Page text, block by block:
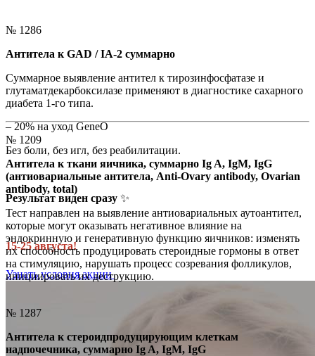
– 20% на уход GeneO
Без боли, без игл, без реабилитации.
Результат виден сразу ✨
15-25 августа!
Узнать условия акции
№ 1286
Антитела к GAD / IA-2 суммарно
Суммарное выявление антител к тирозинфосфатазе и
глутаматдекарбоксилазе применяют в диагностике сахарного
диабета 1-го типа.
№ 1209
Антитела к ткани яичника, суммарно Ig A, IgM, IgG
(антиовариальные антитела, Anti-Ovary antibody, Ovarian
antibody, total)
Тест направлен на выявление антиовариальных аутоантител,
которые могут оказывать негативное влияние на
эндокринную и генеративную функцию яичников: изменять
их способность продуцировать стероидные гормоны в ответ
на стимуляцию, нарушать процесс созревания фолликулов,
инициировать их деструкцию.
№ 1287
Антитела к стероидпродуцирующим клеткам
надпочечника, суммарно Ig A, IgM, IgG